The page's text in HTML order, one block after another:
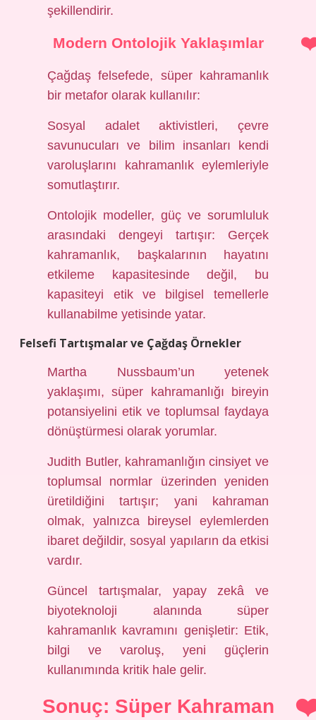
şekillendirir.
Modern Ontolojik Yaklaşımlar
Çağdaş felsefede, süper kahramanlık
bir metafor olarak kullanılır:
Sosyal adalet aktivistleri, çevre
savunucuları ve bilim insanları kendi
varoluşlarını kahramanlık eylemleriyle
somutlaştırır.
Ontolojik modeller, güç ve sorumluluk
arasındaki dengeyi tartışır: Gerçek
kahramanlık, başkalarının hayatını
etkileme kapasitesinde değil, bu
kapasiteyi etik ve bilgisel temellerle
kullanabilme yetisinde yatar.
Felsefi Tartışmalar ve Çağdaş Örnekler
Martha Nussbaum’un yetenek
yaklaşımı, süper kahramanlığı bireyin
potansiyelini etik ve toplumsal faydaya
dönüştürmesi olarak yorumlar.
Judith Butler, kahramanlığın cinsiyet ve
toplumsal normlar üzerinden yeniden
üretildiğini tartışır; yani kahraman
olmak, yalnızca bireysel eylemlerden
ibaret değildir, sosyal yapıların da etkisi
vardır.
Güncel tartışmalar, yapay zekâ ve
biyoteknoloji alanında süper
kahramanlık kavramını genişletir: Etik,
bilgi ve varoluş, yeni güçlerin
kullanımında kritik hale gelir.
Sonuç: Süper Kahraman